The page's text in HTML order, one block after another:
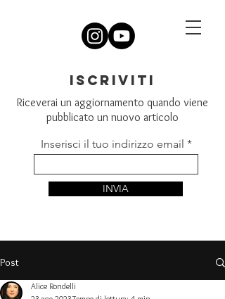
iscriviti
Riceverai un aggiornamento quando viene
pubblicato un nuovo articolo
Inserisci il tuo indirizzo email
INVIA
Post
Alice Rondelli